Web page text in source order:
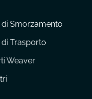
di Smorzamento
di Trasporto
Weaver